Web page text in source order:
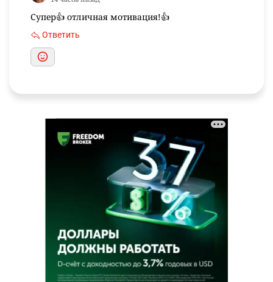
Супер👍 отличная мотивация!👍
Ответить